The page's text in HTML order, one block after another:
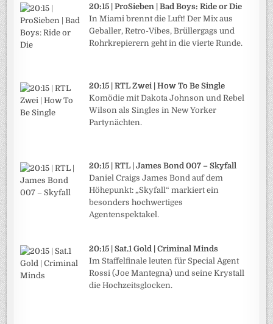
20:15 | ProSieben | Bad Boys: Ride or Die
In Miami brennt die Luft! Der Mix aus
Geballer, Retro-Vibes, Brüllergags und
Rohrkrepierern geht in die vierte Runde.
20:15 | RTL Zwei | How To Be Single
Komödie mit Dakota Johnson und Rebel
Wilson als Singles in New Yorker
Partynächten.
20:15 | RTL | James Bond 007 – Skyfall
Daniel Craigs James Bond auf dem
Höhepunkt: „Skyfall“ markiert ein
besonders hochwertiges
Agentenspektakel.
20:15 | Sat.1 Gold | Criminal Minds
Im Staffelfinale leuten für Special Agent
Rossi (Joe Mantegna) und seine Krystall
die Hochzeitsglocken.